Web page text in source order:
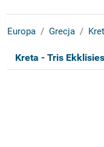
Europa Grecja
Kreta - Tris